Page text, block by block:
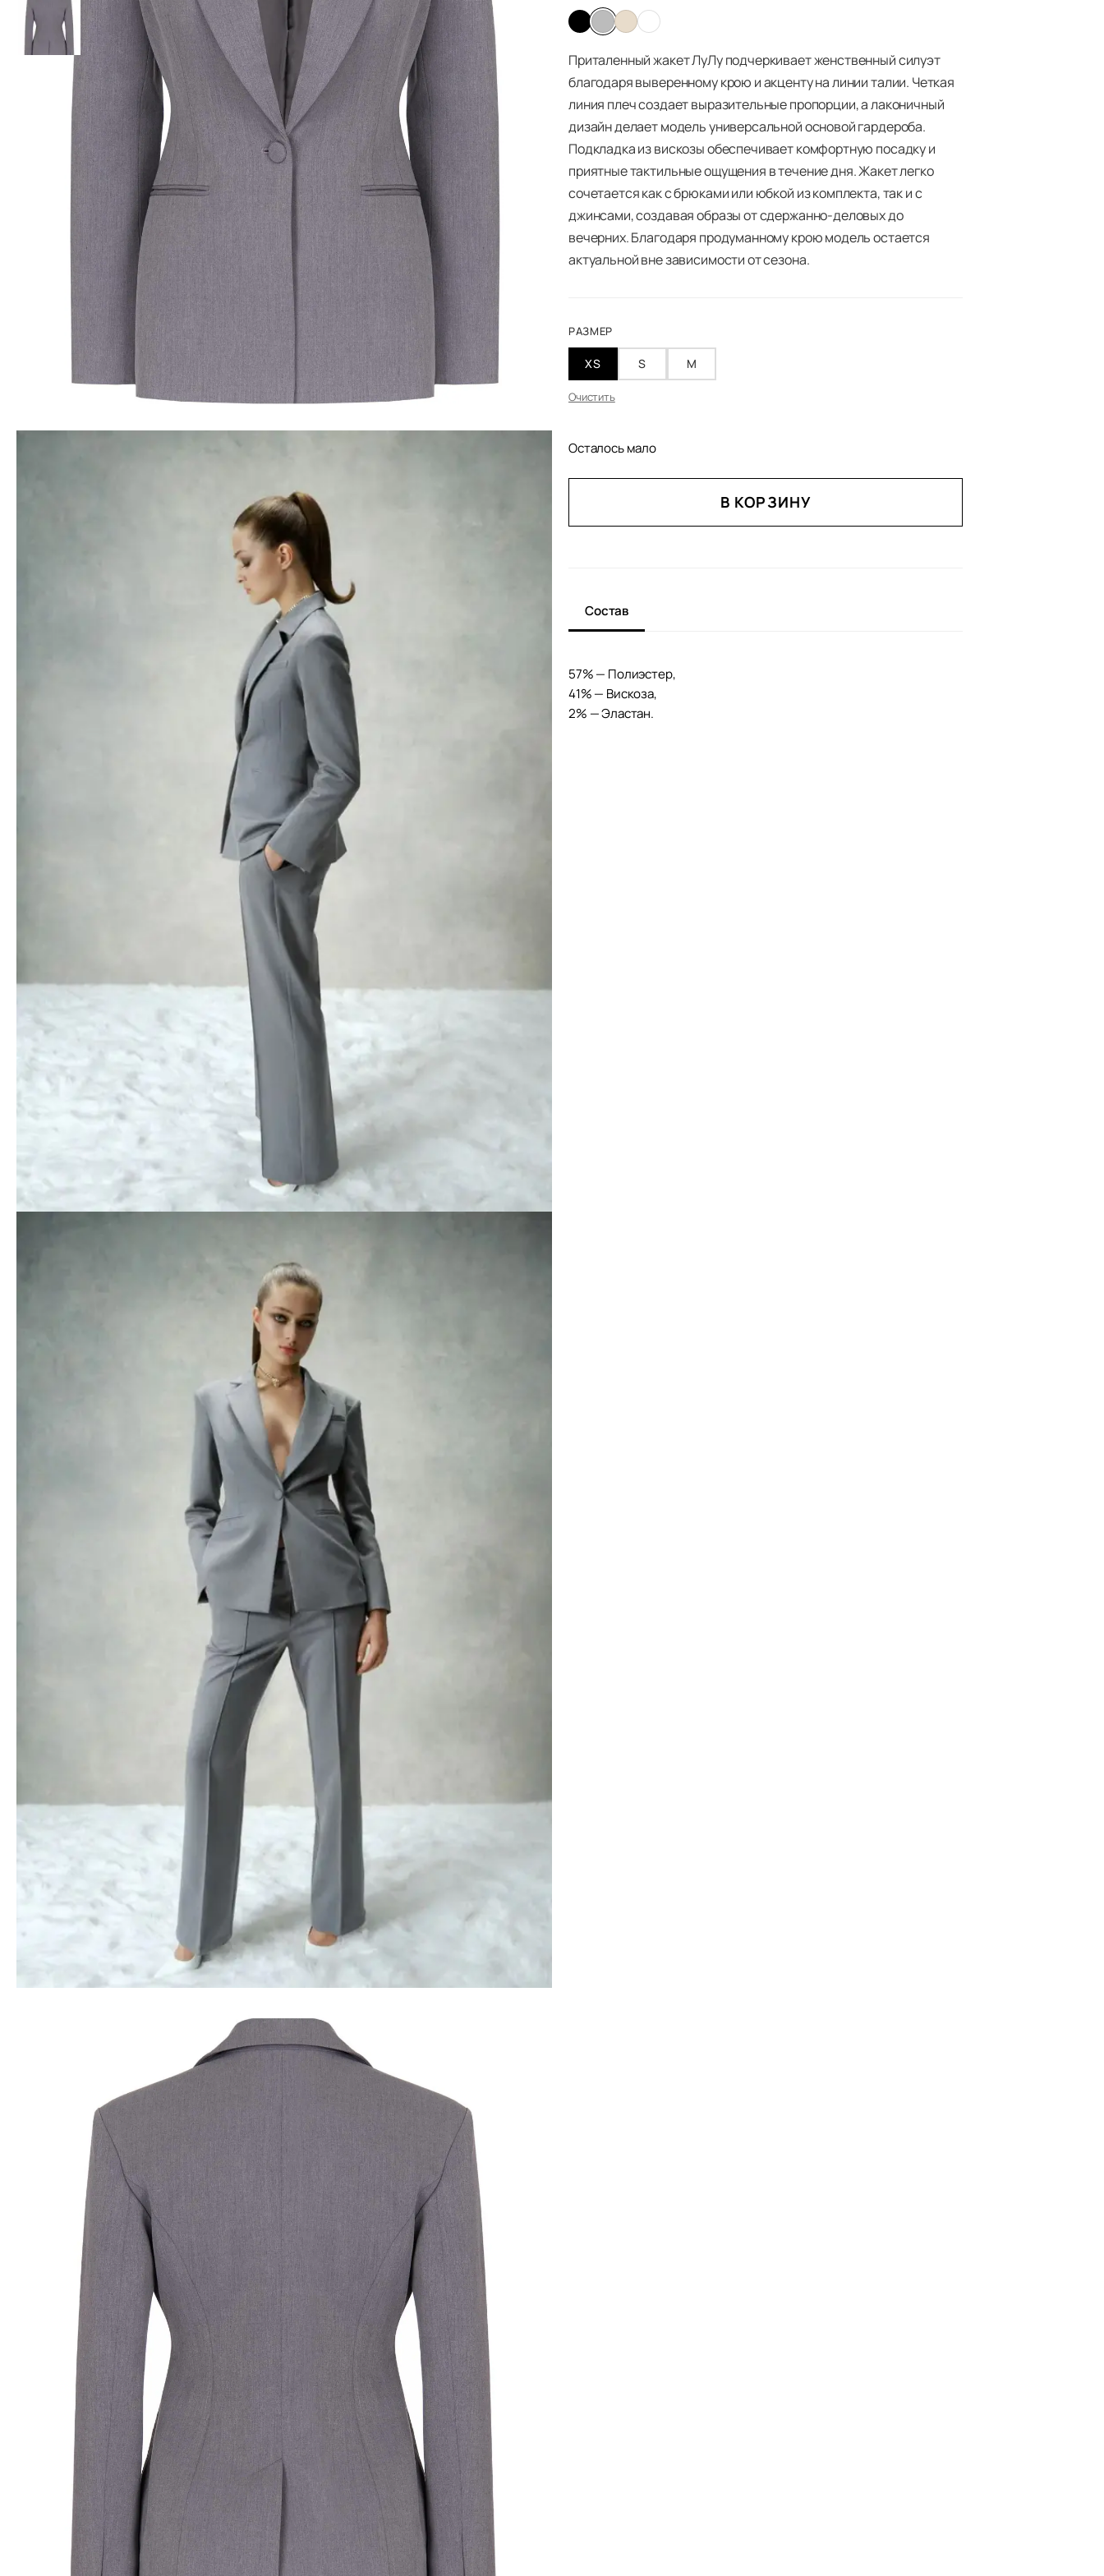
Приталенный жакет ЛуЛу подчеркивает женственный силуэт
благодаря выверенному крою и акценту на линии талии. Четкая
линия плеч создает выразительные пропорции, а лаконичный
дизайн делает модель универсальной основой гардероба.
Подкладка из вискозы обеспечивает комфортную посадку и
приятные тактильные ощущения в течение дня. Жакет легко
сочетается как с брюками или юбкой из комплекта, так и с
джинсами, создавая образы от сдержанно-деловых до
вечерних. Благодаря продуманному крою модель остается
актуальной вне зависимости от сезона.
РАЗМЕР
XS S M
Очистить
Осталось мало
В КОРЗИНУ
Состав
57% — Полиэстер,
41% — Вискоза,
2% — Эластан.